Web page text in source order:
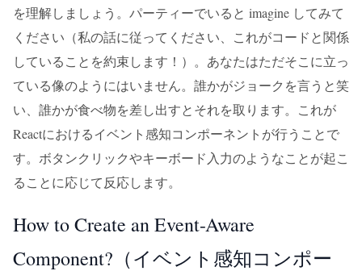
を理解しましょう。パーティーでいると imagine してみて
ください（私の話に従ってください、これがコードと関係
していることを約束します！）。あなたはただそこに立っ
ている像のようにはいません。誰かがジョークを言うと笑
い、誰かが食べ物を差し出すとそれを取ります。これが
Reactにおけるイベント感知コンポーネントが行うことで
す。ボタンクリックやキーボード入力のようなことが起こ
ることに応じて反応します。
How to Create an Event-Aware
Component?（イベント感知コンポー